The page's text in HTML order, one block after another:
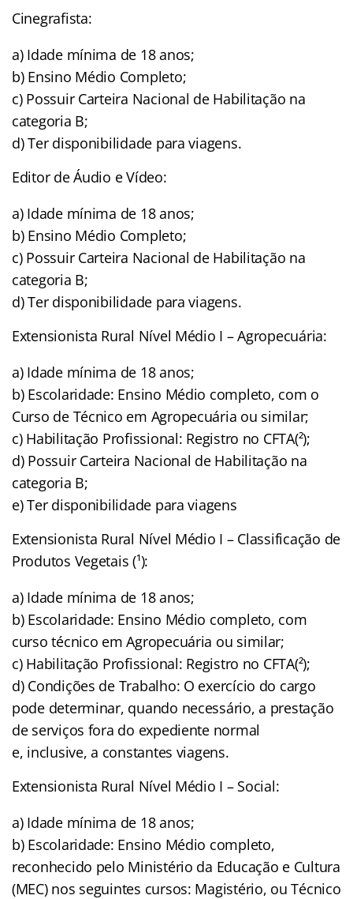
Cinegrafista:
a) Idade mínima de 18 anos;
b) Ensino Médio Completo;
c) Possuir Carteira Nacional de Habilitação na
categoria B;
d) Ter disponibilidade para viagens.
Editor de Áudio e Vídeo:
a) Idade mínima de 18 anos;
b) Ensino Médio Completo;
c) Possuir Carteira Nacional de Habilitação na
categoria B;
d) Ter disponibilidade para viagens.
Extensionista Rural Nível Médio I – Agropecuária:
a) Idade mínima de 18 anos;
b) Escolaridade: Ensino Médio completo, com o
Curso de Técnico em Agropecuária ou similar;
c) Habilitação Profissional: Registro no CFTA(²);
d) Possuir Carteira Nacional de Habilitação na
categoria B;
e) Ter disponibilidade para viagens
Extensionista Rural Nível Médio I – Classificação de
Produtos Vegetais (¹):
a) Idade mínima de 18 anos;
b) Escolaridade: Ensino Médio completo, com
curso técnico em Agropecuária ou similar;
c) Habilitação Profissional: Registro no CFTA(²);
d) Condições de Trabalho: O exercício do cargo
pode determinar, quando necessário, a prestação
de serviços fora do expediente normal
e, inclusive, a constantes viagens.
Extensionista Rural Nível Médio I – Social:
a) Idade mínima de 18 anos;
b) Escolaridade: Ensino Médio completo,
reconhecido pelo Ministério da Educação e Cultura
(MEC) nos seguintes cursos: Magistério, ou Técnico